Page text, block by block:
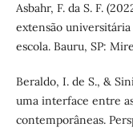
Asbahr, F. da S. F.
extensão
escola. Bauru, SP:
Beraldo, I. de S., &
uma interface entre
contemporâneas.